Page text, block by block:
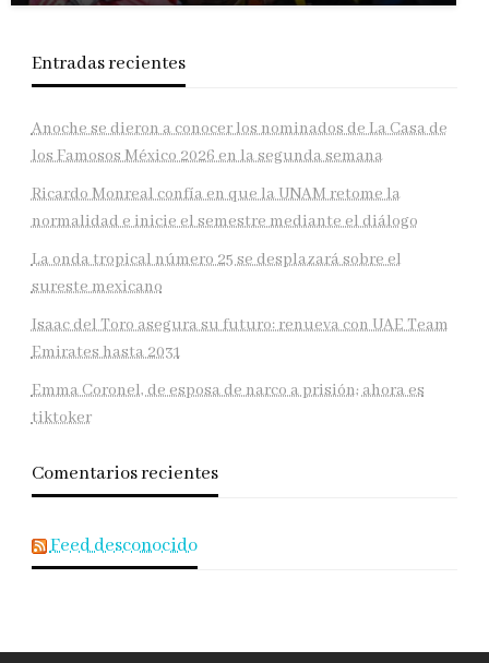
Entradas recientes
Anoche se dieron a conocer los nominados de La Casa de
los Famosos México 2026 en la segunda semana
Ricardo Monreal confía en que la UNAM retome la
normalidad e inicie el semestre mediante el diálogo
La onda tropical número 25 se desplazará sobre el
sureste mexicano
Isaac del Toro asegura su futuro: renueva con UAE Team
Emirates hasta 2031
Emma Coronel, de esposa de narco a prisión; ahora es
tiktoker
Comentarios recientes
Feed desconocido